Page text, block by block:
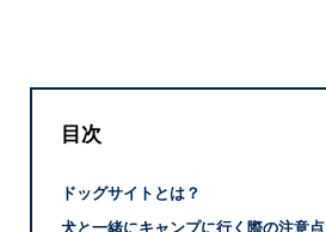
目次
ドッグサイトとは？
犬と一緒にキャンプに行く際の注意点